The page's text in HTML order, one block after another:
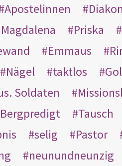
Apostelinnen
Priska
Emmaus
Nägel taktlos
Soldaten
Bergpredigt Tausch
selig Pastor
neunundneunzig